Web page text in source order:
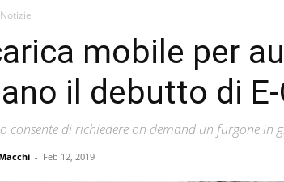
Notizie
mobile per
il debutto di E-
consente di richiedere on demand un furgone
- Feb 12, 2019